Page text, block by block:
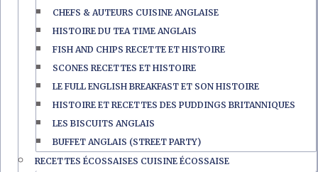
CHEFS & AUTEURS CUISINE ANGLAISE
HISTOIRE DU TEA TIME ANGLAIS
FISH AND CHIPS RECETTE ET HISTOIRE
SCONES RECETTES ET HISTOIRE
LE FULL ENGLISH BREAKFAST ET SON HISTOIRE
HISTOIRE ET RECETTES DES PUDDINGS BRITANNIQUES
LES BISCUITS ANGLAIS
BUFFET ANGLAIS (STREET PARTY)
RECETTES ÉCOSSAISES CUISINE ÉCOSSAISE